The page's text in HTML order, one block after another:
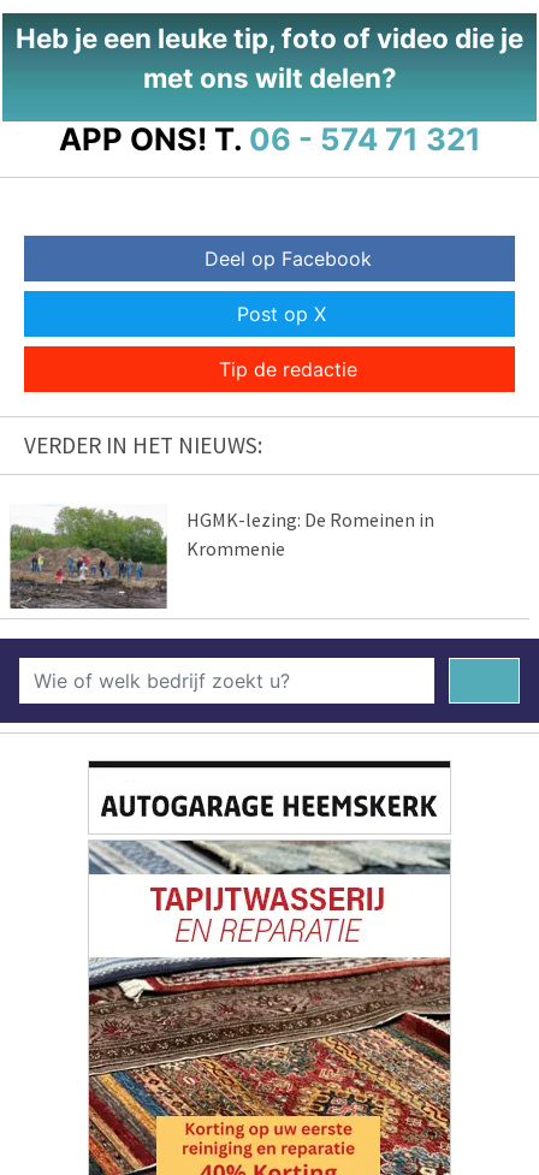
Heb je een leuke tip, foto of video die je
met ons wilt delen?
APP ONS! T. 06 - 574 71 321
Deel op Facebook
Post op X
Tip de redactie
VERDER IN HET NIEUWS:
HGMK-lezing: De Romeinen in
Krommenie